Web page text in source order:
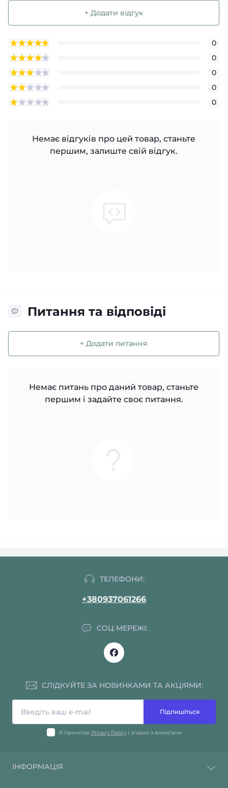
+ Додати відгук
0
0
0
0
0
Немає відгуків про цей товар, станьте
першим, залиште свій відгук.
Питання та відповіді
+ Додати питання
Немає питань про даний товар, станьте
першим і задайте своє питання.
ТЕЛЕФОНИ:
+380937061266
СОЦ МЕРЕЖІ:
СЛІДКУЙТЕ ЗА НОВИНКАМИ ТА АКЦІЯМИ:
Підпишіться
Я прочитав Privacy Policyі згоден з вимогами
ІНФОРМАЦІЯ